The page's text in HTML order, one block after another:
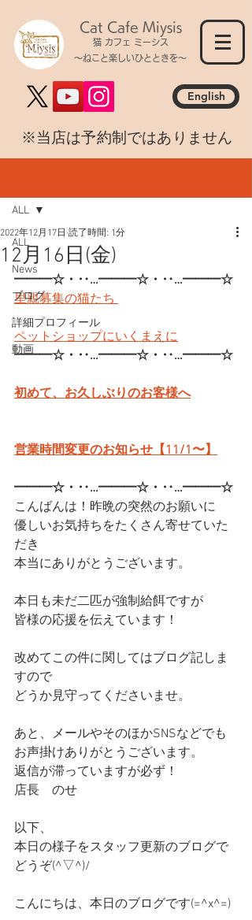
Cat Cafe Miysis
猫 カフェ ミーシス
～ねこと楽しいひとときを～
English
​※当店は予約制ではありません
ALL
News
ブログ
詳細プロフィール
動画
ALL
12月16日(金)
2022年12月17日 読了時間: 1分
━━━☆・‥…━━━☆・‥…━━━☆
里親募集の猫たち
ペットショップにいくまえに
━━━☆・‥…━━━☆・‥…━━━☆
初めて、お久しぶりのお客様へ
営業時間変更のお知らせ【11/1〜】
━━━☆・‥…━━━☆・‥…━━━☆
こんばんは！昨晩の突然のお願いに
優しいお気持ちをたくさん寄せていた
だき
本当にありがとうございます。
本日も未だ二匹が強制給餌ですが
皆様の応援を伝えています！
改めてこの件に関してはブログ記しま
すので
どうか見守ってくださいませ。
あと、メールやそのほかSNSなどでも
お声掛けありがとうございます。
返信が滞っていますが必ず！
店長　のせ
以下、
本日の様子をスタッフ更新のブログで
どうぞ(^▽^)/
こんにちは、本日のブログです(=^x^=)